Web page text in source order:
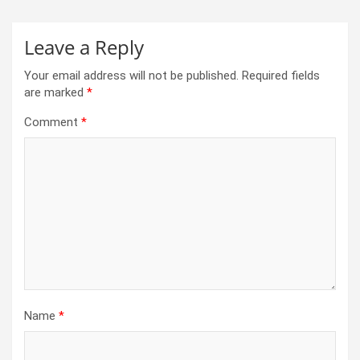
Leave a Reply
Your email address will not be published. Required fields
are marked *
Comment *
Name *